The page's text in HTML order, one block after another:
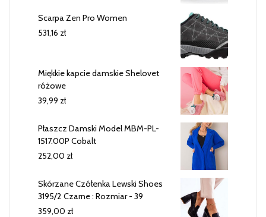
Scarpa Zen Pro Women
531,16 zł
Miękkie kapcie damskie Shelovet
różowe
39,99 zł
Płaszcz Damski Model MBM-PL-
1517.00P Cobalt
252,00 zł
Skórzane Czółenka Lewski Shoes
3195/2 Czarne : Rozmiar - 39
359,00 zł